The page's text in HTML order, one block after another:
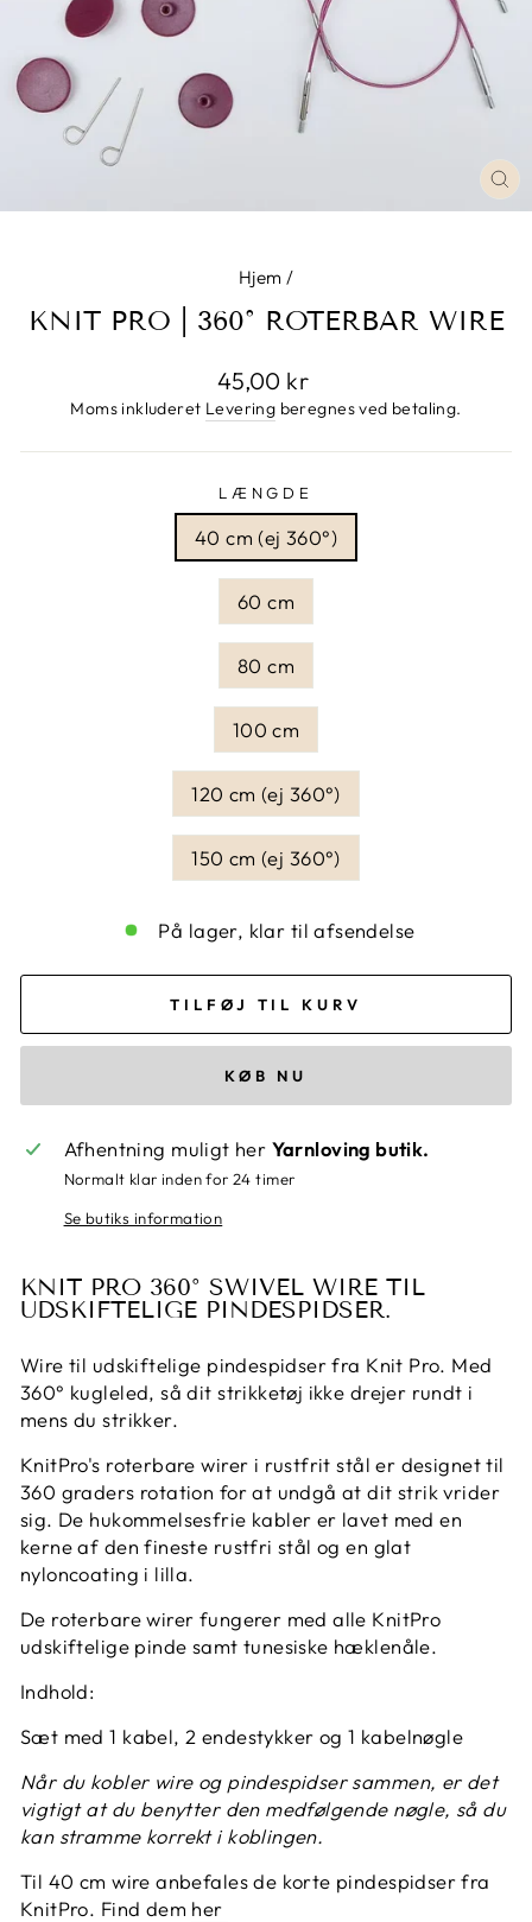
Hjem /
KNIT PRO | 360° ROTERBAR WIRE
Normalpris
45,00 kr
Moms inkluderet Levering beregnes ved betaling.
LÆNGDE
40 cm (ej 360°)
60 cm
80 cm
100 cm
120 cm (ej 360°)
150 cm (ej 360°)
På lager, klar til afsendelse
TILFØJ TIL KURV
KØB NU
Afhentning muligt her Yarnloving butik.
Normalt klar inden for 24 timer
Se butiks information
KNIT PRO 360° SWIVEL WIRE TIL
UDSKIFTELIGE PINDESPIDSER.
Wire til udskiftelige pindespidser fra Knit Pro. Med
360° kugleled, så dit strikketøj ikke drejer rundt i
mens du strikker.
KnitPro's roterbare wirer i rustfrit stål er designet til
360 graders rotation for at undgå at dit strik vrider
sig. De hukommelsesfrie kabler er lavet med en
kerne af den fineste rustfri stål og en glat
nyloncoating i lilla.
De roterbare wirer fungerer med alle KnitPro
udskiftelige pinde samt tunesiske hæklenåle.
Indhold:
Sæt med 1 kabel, 2 endestykker og 1 kabelnøgle
Når du kobler wire og pindespidser sammen, er det
vigtigt at du benytter den medfølgende nøgle, så du
kan stramme korrekt i koblingen.
Til 40 cm wire anbefales de korte pindespidser fra
KnitPro. Find dem her